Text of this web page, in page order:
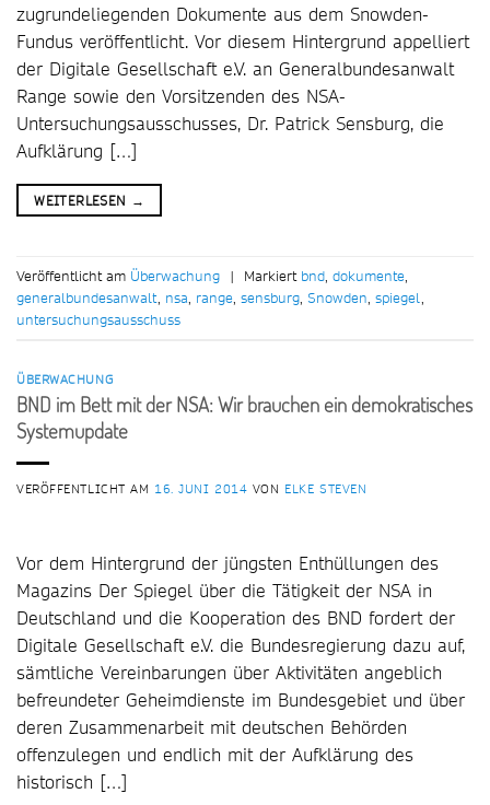
zugrundeliegenden Dokumente aus dem Snowden-
Fundus veröffentlicht. Vor diesem Hintergrund appelliert
der Digitale Gesellschaft e.V. an Generalbundesanwalt
Range sowie den Vorsitzenden des NSA-
Untersuchungsausschusses, Dr. Patrick Sensburg, die
Aufklärung […]
WEITERLESEN →
Veröffentlicht am Überwachung | Markiert bnd, dokumente,
generalbundesanwalt, nsa, range, sensburg, Snowden, spiegel,
untersuchungsausschuss
ÜBERWACHUNG
BND im Bett mit der NSA: Wir brauchen ein demokratisches
Systemupdate
VERÖFFENTLICHT AM 16. JUNI 2014 VON ELKE STEVEN
Vor dem Hintergrund der jüngsten Enthüllungen des
Magazins Der Spiegel über die Tätigkeit der NSA in
Deutschland und die Kooperation des BND fordert der
Digitale Gesellschaft e.V. die Bundesregierung dazu auf,
sämtliche Vereinbarungen über Aktivitäten angeblich
befreundeter Geheimdienste im Bundesgebiet und über
deren Zusammenarbeit mit deutschen Behörden
offenzulegen und endlich mit der Aufklärung des
historisch […]